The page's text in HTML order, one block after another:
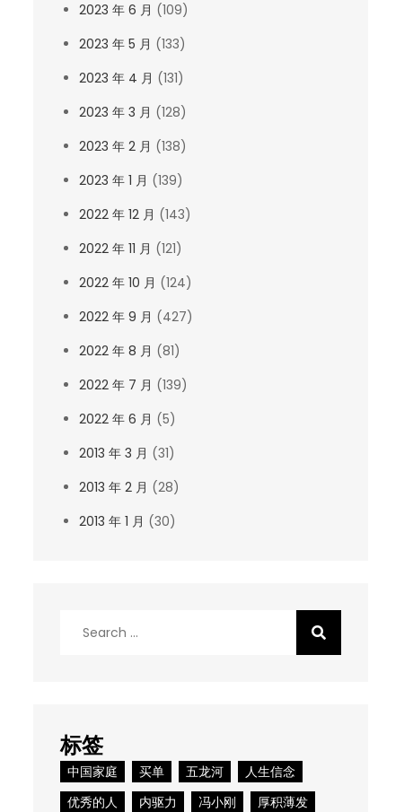
2023 年 6 月 (109)
2023 年 5 月 (133)
2023 年 4 月 (131)
2023 年 3 月 (128)
2023 年 2 月 (138)
2023 年 1 月 (139)
2022 年 12 月 (143)
2022 年 11 月 (121)
2022 年 10 月 (124)
2022 年 9 月 (427)
2022 年 8 月 (81)
2022 年 7 月 (139)
2022 年 6 月 (5)
2013 年 3 月 (31)
2013 年 2 月 (28)
2013 年 1 月 (30)
标签
中国家庭 买单 五龙河
人生信念
优秀的人
内驱力 冯小刚
厚积薄发